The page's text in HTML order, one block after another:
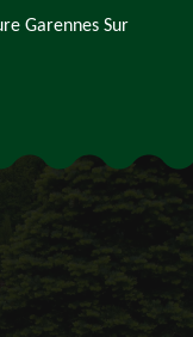
Garennes Sur